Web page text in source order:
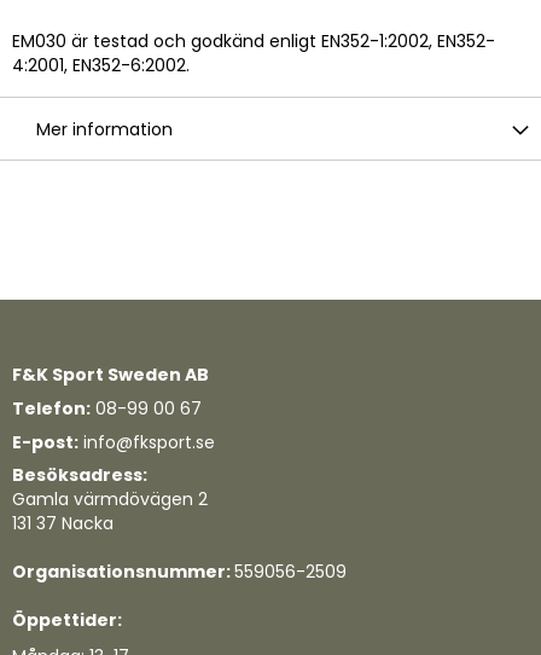
EM030 är testad och godkänd enligt EN352-1:2002, EN352-
4:2001, EN352-6:2002.
Mer information
F&K Sport Sweden AB
Telefon: 08-99 00 67
E-post: info@fksport.se
Besöksadress:
Gamla värmdövägen 2
131 37 Nacka
Organisationsnummer:559056-2509
Öppettider: